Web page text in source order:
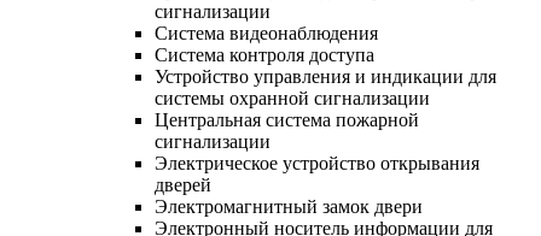
сигнализации
Система видеонаблюдения
Система контроля доступа
Устройство управления и индикации для
системы охранной сигнализации
Центральная система пожарной
сигнализации
Электрическое устройство открывания
дверей
Электромагнитный замок двери
Электронный носитель информации для